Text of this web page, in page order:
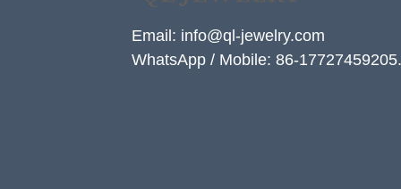
Email: info@ql-jewelry.com
WhatsApp / Mobile: 86-17727459205.